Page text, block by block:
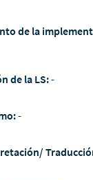
de la
de la LS:-
-